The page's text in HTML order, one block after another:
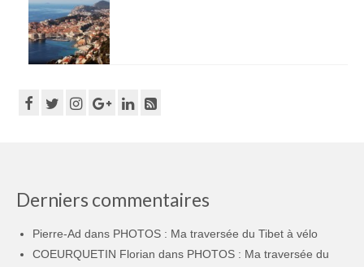
Derniers commentaires
Pierre-Ad dans PHOTOS : Ma traversée du Tibet à vélo
COEURQUETIN Florian dans PHOTOS : Ma traversée du